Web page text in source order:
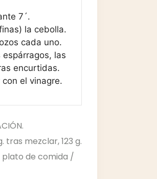
7´.
la cebolla.
cada uno.
las
encurtidas.
el vinagre.
tras mezclar, 123 g.
de comida /